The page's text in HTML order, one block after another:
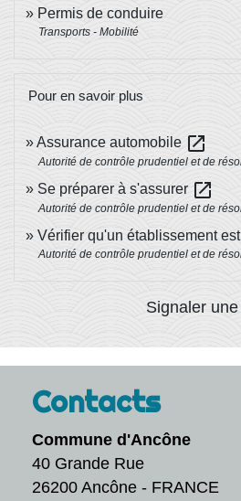
Permis de conduire
Transports - Mobilité
Pour en savoir plus
Assurance automobile open_in_new
Autorité de contrôle prudentiel et de
Se préparer à s'assurer open_in_new
Autorité de contrôle prudentiel et de
Vérifier qu'un établissement
Autorité de contrôle prudentiel et de
Signaler
Contacts
Commune d'Ancône
40 Grande Rue
26200 Ancône - FRANCE